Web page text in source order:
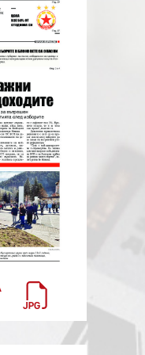
ЗА ПОЛЗВАНЕ
ЗА БИСКВИТКИТЕ
ЗА